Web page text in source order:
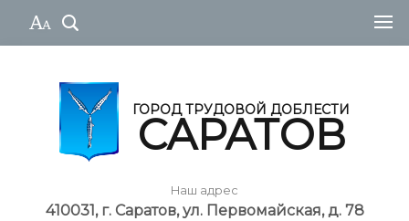
ГОРОД ТРУДОВОЙ ДОБЛЕСТИ
САРАТОВ
Наш адрес
410031, г. Саратов, ул. Первомайская, д. 78